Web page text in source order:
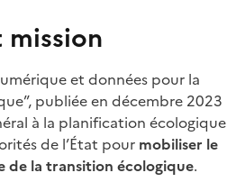
et données pour la
publiée en décembre 2023
à la planification écologique
de l’État pour mobiliser le
de la transition écologique.